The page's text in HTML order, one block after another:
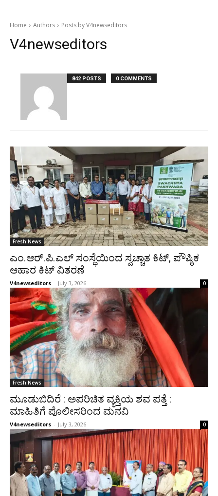
Home Authors Posts by V4newseditors
V4newseditors
842 POSTS 0 COMMENTS
Fresh News
ಎಂ.ಆರ್.ಪಿ.ಎಲ್ ಸಂಸ್ಥೆಯಿಂದ ಸ್ವಚ್ಚಾತ ಕಿಟ್, ಪೌಷ್ಠಿಕ
ಆಹಾರ ಕಿಟ್ ವಿತರಣೆ
V4newseditors - July 3, 2026 0
Fresh News
ಮೂಡುಬಿದಿರೆ : ಅಪರಿಚಿತ ವ್ಯಕ್ತಿಯ ಶವ ಪತ್ತೆ :
ಮಾಹಿತಿಗೆ ಪೊಲೀಸರಿಂದ ಮನವಿ
V4newseditors - July 3, 2026 0